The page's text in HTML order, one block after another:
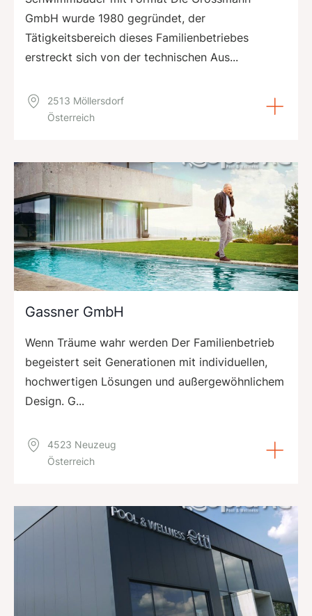
GmbH wurde 1980 gegründet, der
Tätigkeitsbereich dieses Familienbetriebes
erstreckt sich von der technischen Aus...
2513 Möllersdorf
Österreich
Gassner GmbH
Wenn Träume wahr werden Der Familienbetrieb
begeistert seit Generationen mit individuellen,
hochwertigen Lösungen und außergewöhnlichem
Design. G...
4523 Neuzeug
Österreich